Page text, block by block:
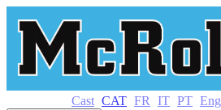
Cast CAT FR IT PT Eng